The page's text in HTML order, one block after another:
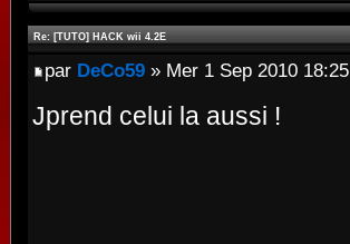
Re: [TUTO] HACK wii 4.2E
par DeCo59 » Mer 1 Sep 2010 18:25
Jprend celui la aussi !